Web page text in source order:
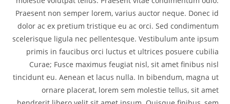
Praesent non semper lorem, varius auctor neque. Donec id
dolor ac ex pretium tristique eu ac orci. Sed condimentum
scelerisque ligula nec pellentesque. Vestibulum ante ipsum
primis in faucibus orci luctus et ultrices posuere cubilia
Curae; Fusce maximus feugiat nisl, sit amet finibus nisl
tincidunt eu. Aenean et lacus nulla. In bibendum, magna ut
ornare placerat, lorem sem molestie tellus, sit amet